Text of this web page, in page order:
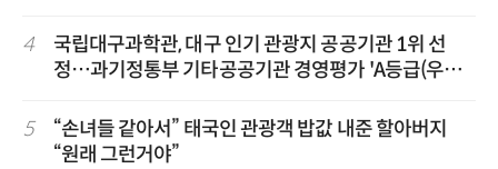
4
국립대구과학관, 대구 인기 관광지 공공기관 1위 선
정…과기정통부 기타공공기관 경영평가 'A등급(우수)'
5
“손녀들 같아서” 태국인 관광객 밥값 내준 할아버지
“원래 그런거야”